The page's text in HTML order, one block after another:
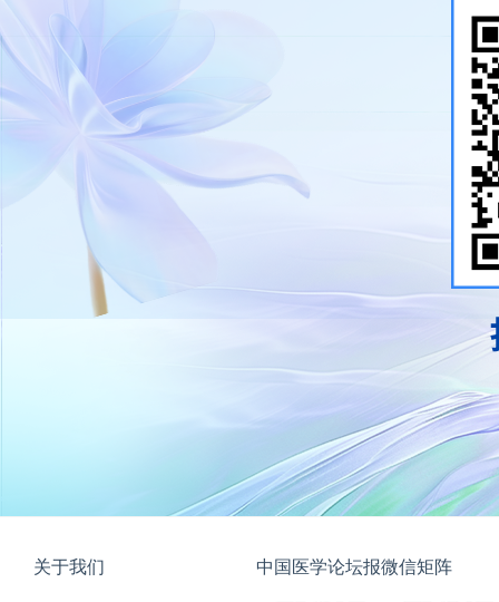
关于我们 中国医学论坛报微信矩阵